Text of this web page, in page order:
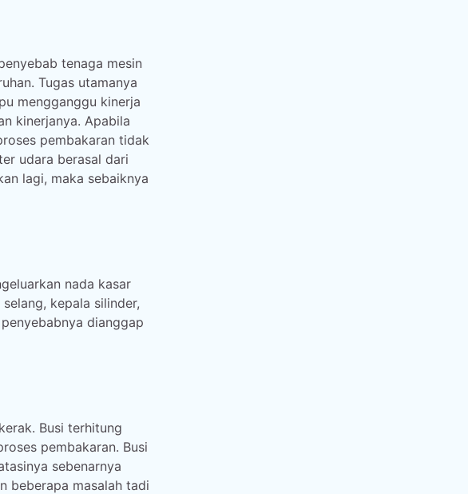
tenaga mesin
Tugas utamanya
mengganggu kinerja
kinerjanya. Apabila
pembakaran tidak
udara berasal dari
lagi, maka sebaiknya
nada kasar
kepala silinder,
dianggap
Busi terhitung
pembakaran. Busi
sebenarnya
beberapa masalah tadi